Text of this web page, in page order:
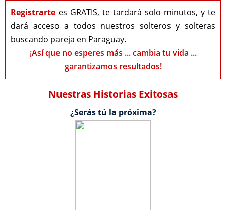
Registrarte es GRATIS, te tardará solo minutos, y te
dará acceso a todos nuestros solteros y solteras
buscando pareja en Paraguay.
¡Así que no esperes más ... cambia tu vida ...
garantizamos resultados!
Nuestras Historias Exitosas
¿Serás tú la próxima?